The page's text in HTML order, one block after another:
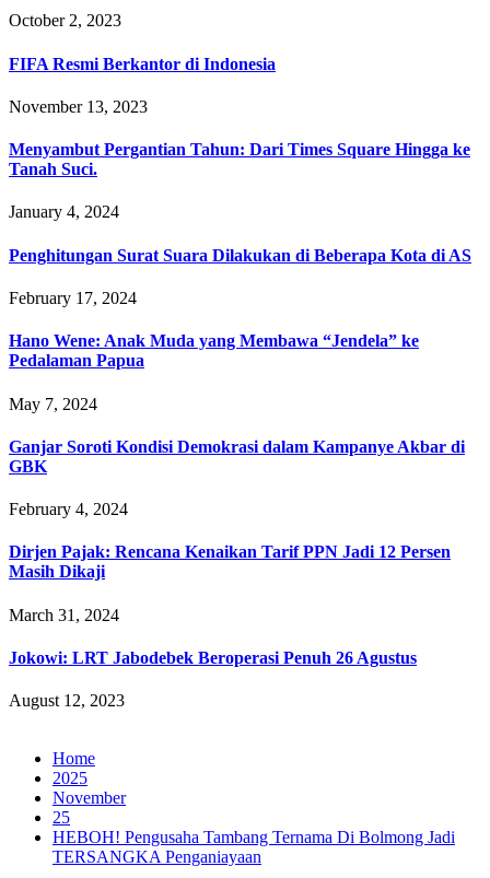
October 2, 2023
FIFA Resmi Berkantor di Indonesia
November 13, 2023
Menyambut Pergantian Tahun: Dari Times Square Hingga ke
Tanah Suci.
January 4, 2024
Penghitungan Surat Suara Dilakukan di Beberapa Kota di AS
February 17, 2024
Hano Wene: Anak Muda yang Membawa “Jendela” ke
Pedalaman Papua
May 7, 2024
Ganjar Soroti Kondisi Demokrasi dalam Kampanye Akbar di
GBK
February 4, 2024
Dirjen Pajak: Rencana Kenaikan Tarif PPN Jadi 12 Persen
Masih Dikaji
March 31, 2024
Jokowi: LRT Jabodebek Beroperasi Penuh 26 Agustus
August 12, 2023
Home
2025
November
25
HEBOH! Pengusaha Tambang Ternama Di Bolmong Jadi
TERSANGKA Penganiayaan